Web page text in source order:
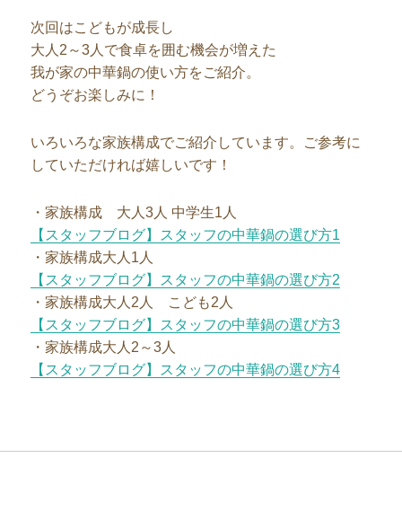
次回はこどもが成長し
大人2～3人で食卓を囲む機会が増えた
我が家の中華鍋の使い方をご紹介。
どうぞお楽しみに！
いろいろな家族構成でご紹介しています。ご参考に
していただければ嬉しいです！
・家族構成 大人3人 中学生1人
【スタッフブログ】スタッフの中華鍋の選び方1
・家族構成大人1人
【スタッフブログ】スタッフの中華鍋の選び方2
・家族構成大人2人 こども2人
【スタッフブログ】スタッフの中華鍋の選び方3
・家族構成大人2～3人
【スタッフブログ】スタッフの中華鍋の選び方4